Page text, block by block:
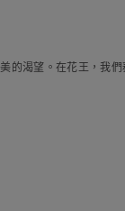
的渴望。在花王，我們